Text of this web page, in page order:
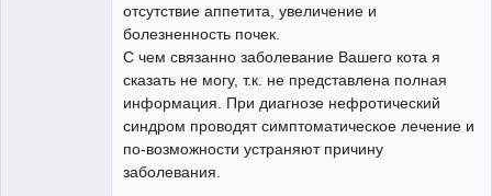
отсутствие аппетита, увеличение и
болезненность почек.
С чем связанно заболевание Вашего кота я
сказать не могу, т.к. не представлена полная
информация. При диагнозе нефротический
синдром проводят симптоматическое лечение и
по-возможности устраняют причину
заболевания.